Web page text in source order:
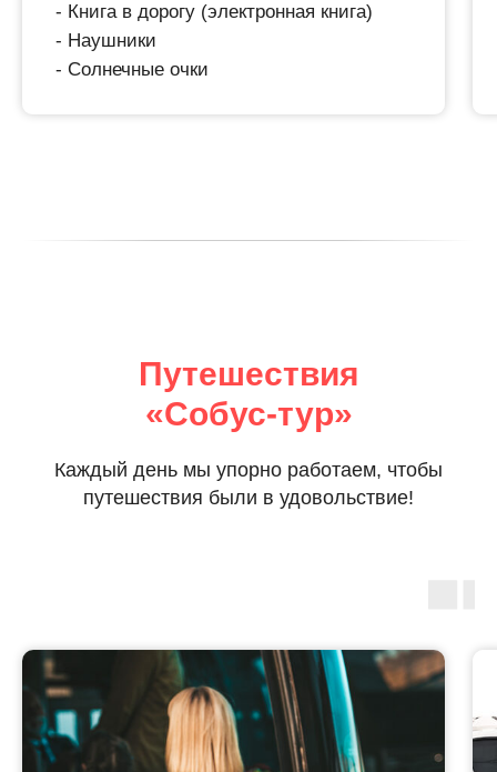
- Книга в дорогу (электронная книга)
- Наушники
- Солнечные очки
Путешествия
«Собус-тур»
Каждый день мы упорно работаем, чтобы
путешествия были в удовольствие!